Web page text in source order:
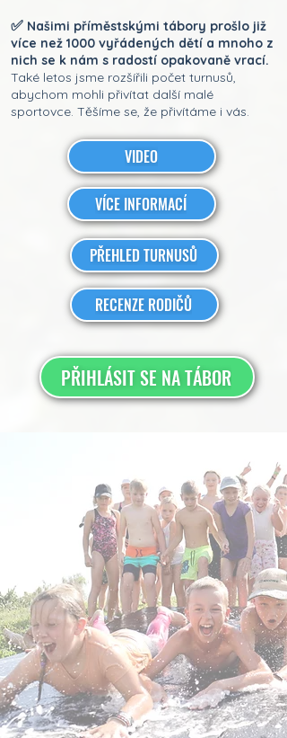
✅ Našimi příměstskými tábory prošlo již
více než 1000 vyřádených dětí a mnoho z
nich se k nám s radostí opakovaně vrací.
Také letos jsme rozšířili počet turnusů,
abychom mohli přivítat další malé
sportovce. Těšíme se, že přivítáme i vás.
VIDEO
VÍCE INFORMACÍ
PŘEHLED TURNUSŮ
RECENZE RODIČŮ
PŘIHLÁSIT SE NA TÁBOR